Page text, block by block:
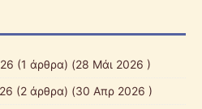
(1 άρθρα) (28 Μάι 2026 )
(2 άρθρα) (30 Απρ 2026 )